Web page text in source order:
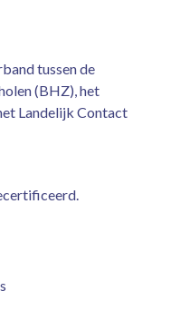
tussen de
(BHZ), het
Landelijk Contact